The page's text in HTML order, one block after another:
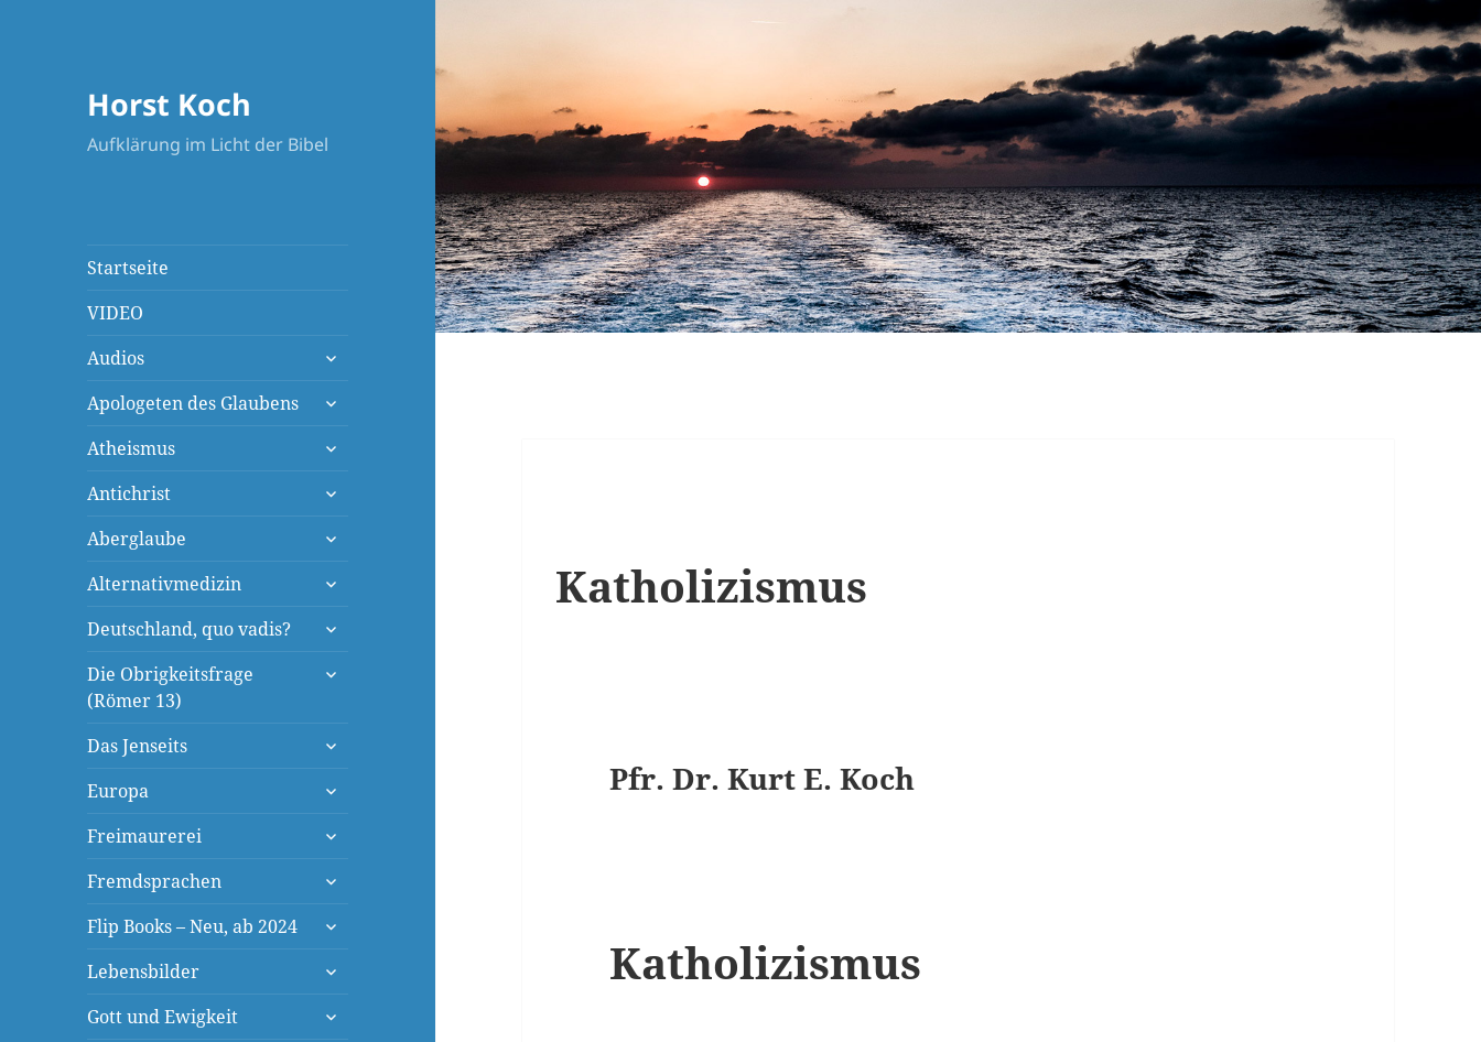
Horst Koch
Aufklärung im Licht der Bibel
Startseite
VIDEO
Audios
untermenü
Apologeten des Glaubens
untermenü
Atheismus
untermenü
Antichrist
untermenü
Aberglaube
untermenü
Alternativmedizin
untermenü
Deutschland, quo vadis?
untermenü
Die Obrigkeitsfrage
(Römer 13)
untermenü
Das Jenseits
untermenü
Europa
untermenü
Freimaurerei
untermenü
Fremdsprachen
untermenü
Flip Books – Neu, ab 2024
untermenü
Lebensbilder
untermenü
Gott und Ewigkeit
untermenü
Katholizismus
Pfr. Dr. Kurt E. Koch
Katholizismus